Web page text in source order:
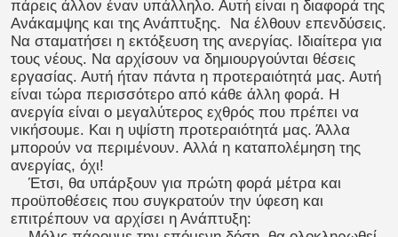
πάρεις άλλον έναν υπάλληλο. Αυτή είναι η διαφορά της
Ανάκαμψης και της Ανάπτυξης. Να έλθουν επενδύσεις.
Να σταματήσει η εκτόξευση της ανεργίας. Ιδιαίτερα για
τους νέους. Να αρχίσουν να δημιουργούνται θέσεις
εργασίας. Αυτή ήταν πάντα η προτεραιότητά μας. Αυτή
είναι τώρα περισσότερο από κάθε άλλη φορά. Η
ανεργία είναι ο μεγαλύτερος εχθρός που πρέπει να
νικήσουμε. Και η υψίστη προτεραιότητά μας. Άλλα
μπορούν να περιμένουν. Αλλά η καταπολέμηση της
ανεργίας, όχι!
Έτσι, θα υπάρξουν για πρώτη φορά μέτρα και
προϋποθέσεις που συγκρατούν την ύφεση και
επιτρέπουν να αρχίσει η Ανάπτυξη: